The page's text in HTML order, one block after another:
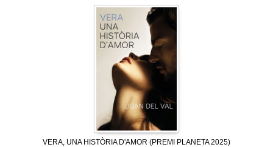
VERA, UNA HISTÒRIA D'AMOR (PREMI PLANETA 2025)